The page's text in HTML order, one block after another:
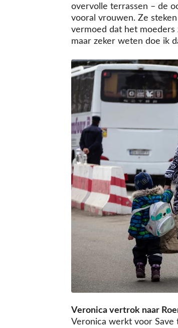
overvolle terrassen – de
vooral vrouwen. Ze
vermoed dat het moeders
maar zeker weten doe ik
Veronica vertrok naar
Veronica werkt voor Save